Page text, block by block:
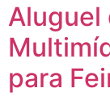
Aluguel
para